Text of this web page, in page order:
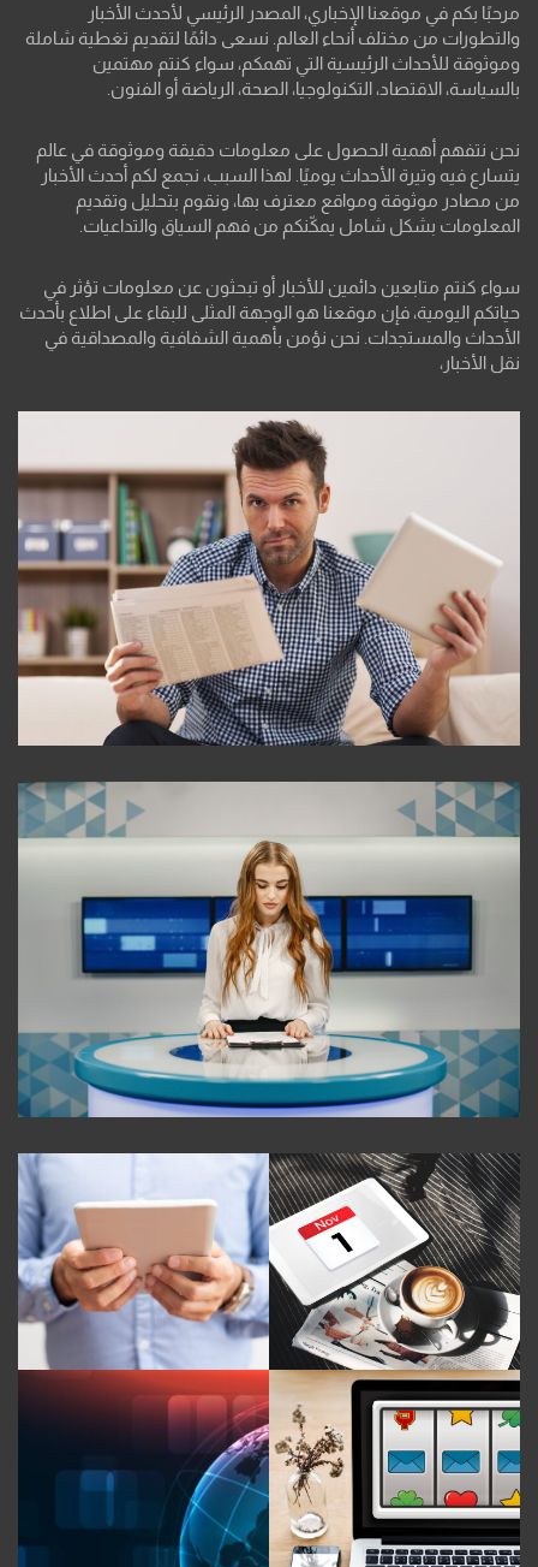
مرحبًا بكم في موقعنا الإخباري، المصدر الرئيسي لأحدث الأخبار
والتطورات من مختلف أنحاء العالم. نسعى دائمًا لتقديم تغطية شاملة
وموثوقة للأحداث الرئيسية التي تهمكم، سواء كنتم مهتمين
بالسياسة، الاقتصاد، التكنولوجيا، الصحة، الرياضة أو الفنون.
نحن نتفهم أهمية الحصول على معلومات دقيقة وموثوقة في عالم
يتسارع فيه وتيرة الأحداث يوميًا. لهذا السبب، نجمع لكم أحدث الأخبار
من مصادر موثوقة ومواقع معترف بها، ونقوم بتحليل وتقديم
المعلومات بشكل شامل يمكّنكم من فهم السياق والتداعيات.
سواء كنتم متابعين دائمين للأخبار أو تبحثون عن معلومات تؤثر في
حياتكم اليومية، فإن موقعنا هو الوجهة المثلى للبقاء على اطلاع بأحدث
الأحداث والمستجدات. نحن نؤمن بأهمية الشفافية والمصداقية في
نقل الأخبار،